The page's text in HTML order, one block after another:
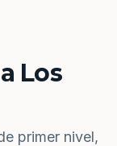
Los
primer nivel,